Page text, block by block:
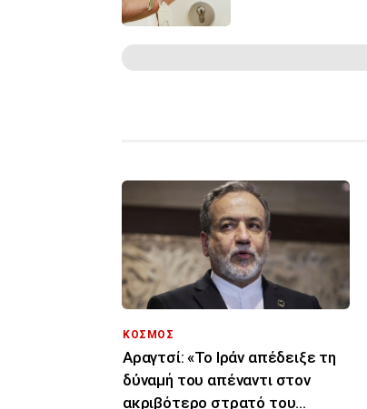
ΚΟΣΜΟΣ
Αραγτσί: «Το Ιράν απέδειξε τη
δύναμή του απέναντι στον
ακριβότερο στρατό του